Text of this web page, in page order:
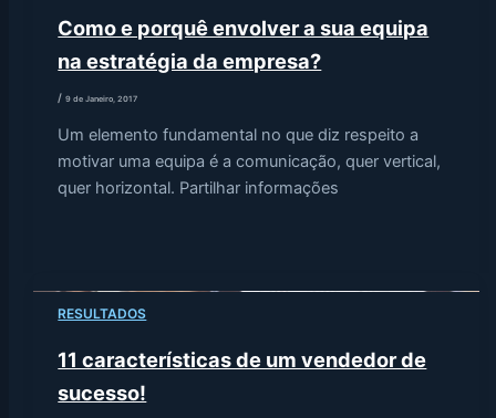
Como e porquê envolver a sua equipa
na estratégia da empresa?
/9 de Janeiro, 2017
Um elemento fundamental no que diz respeito a
motivar uma equipa é a comunicação, quer vertical,
quer horizontal. Partilhar informações
RESULTADOS
11 características de um vendedor de
sucesso!